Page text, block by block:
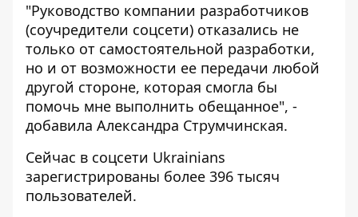
"Руководство компании разработчиков
(соучредители соцсети) отказались не
только от самостоятельной разработки,
но и от возможности ее передачи любой
другой стороне, которая смогла бы
помочь мне выполнить обещанное", -
добавила Александра Струмчинская.
Сейчас в соцсети Ukrainians
зарегистрированы более 396 тысяч
пользователей.